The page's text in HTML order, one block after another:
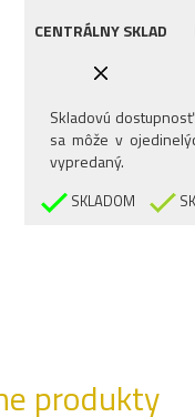
CENTRÁLNY SKLAD
Skladovú
sa môže v
vypredaný.
SKLADOM
produkty